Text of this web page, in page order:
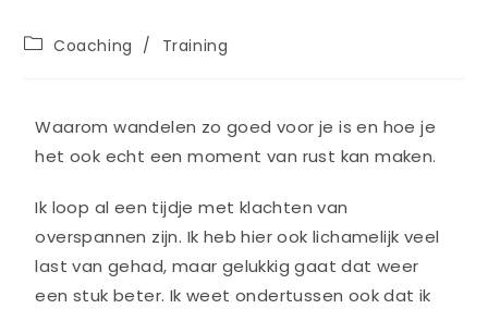
Coaching / Training
Waarom wandelen zo goed voor je is en hoe je
het ook echt een moment van rust kan maken.
Ik loop al een tijdje met klachten van
overspannen zijn. Ik heb hier ook lichamelijk veel
last van gehad, maar gelukkig gaat dat weer
een stuk beter. Ik weet ondertussen ook dat ik